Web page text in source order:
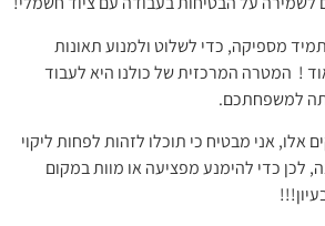
מספיקה, כדי לשלוט ולמנוע תאונות
! המטרה המרכזית של כולנו היא לעבוד
למשפחתכם.
אלו, אני מבטיח כי תוכלו לזהות לפחות ליקוי
לכן כדי להימנע מפציעה או מוות במקום